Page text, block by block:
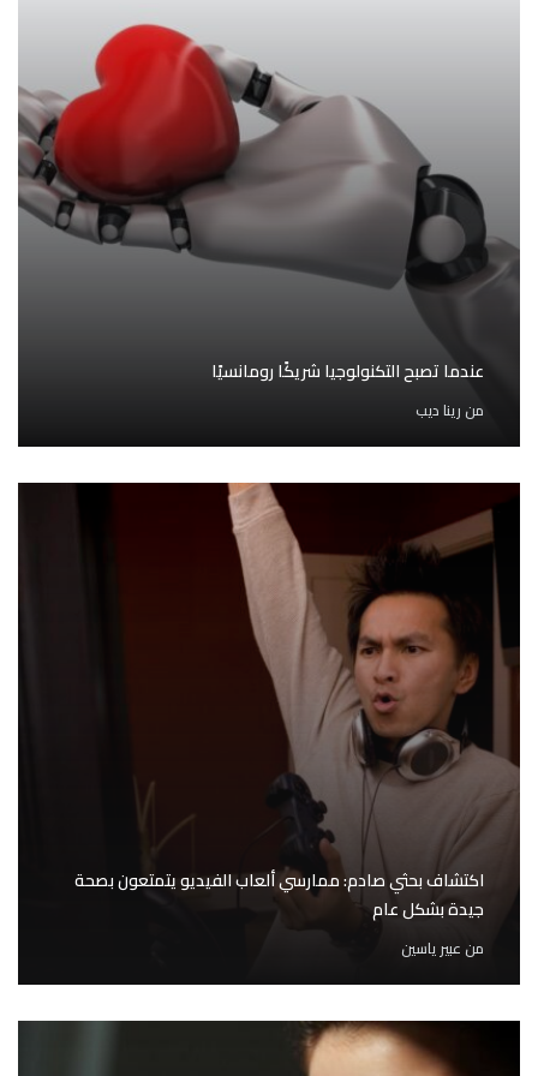
عندما تصبح التكنولوجيا شريكًا رومانسيًا
من رينا ديب
اكتشاف بحثي صادم: ممارسي ألعاب الفيديو يتمتعون بصحة
جيدة بشكل عام
من عبير ياسين